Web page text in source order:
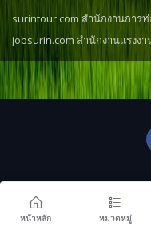
surintour.com สำนักงานการ
jobsurin.com สำนักงานแรงง
หน้าหลัก หมวดหมู่